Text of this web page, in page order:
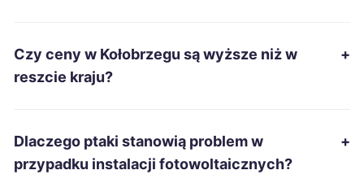
Starachowice
Zamość
Czy ceny w Kołobrzegu są wyższe niż w
reszcie kraju?
+
Dlaczego ptaki stanowią problem w
przypadku instalacji fotowoltaicznych?
+